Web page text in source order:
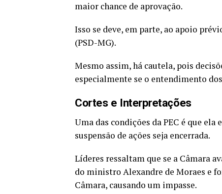
maior chance de aprovação.
Isso se deve, em parte, ao apoio
(PSD-MG).
Mesmo assim, há cautela, pois
especialmente se o entendimento
Cortes e Interpretações
Uma das condições da PEC é que ela
suspensão de ações seja encerrada.
Líderes ressaltam que se a Câmara
do ministro Alexandre de Moraes e
Câmara, causando um impasse.